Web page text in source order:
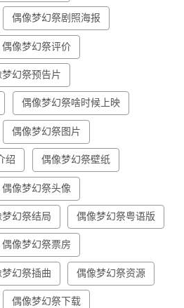
偶像梦幻祭剧照海报
偶像梦幻祭评价
幻祭预告片
偶像梦幻祭啥时候上映
偶像梦幻祭图片
绍 偶像梦幻祭壁纸
偶像梦幻祭头像
幻祭结局 偶像梦幻祭粤语版
偶像梦幻祭票房
幻祭插曲 偶像梦幻祭资源
偶像梦幻祭下载